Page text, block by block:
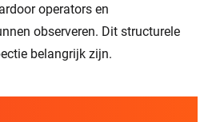
operators en
observeren. Dit structurele
belangrijk zijn.